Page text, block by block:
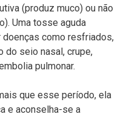
(produz muco) ou não
Uma tosse aguda
doenças como resfriados,
do seio nasal, crupe,
pulmonar.
que esse período, ela
e aconselha-se a